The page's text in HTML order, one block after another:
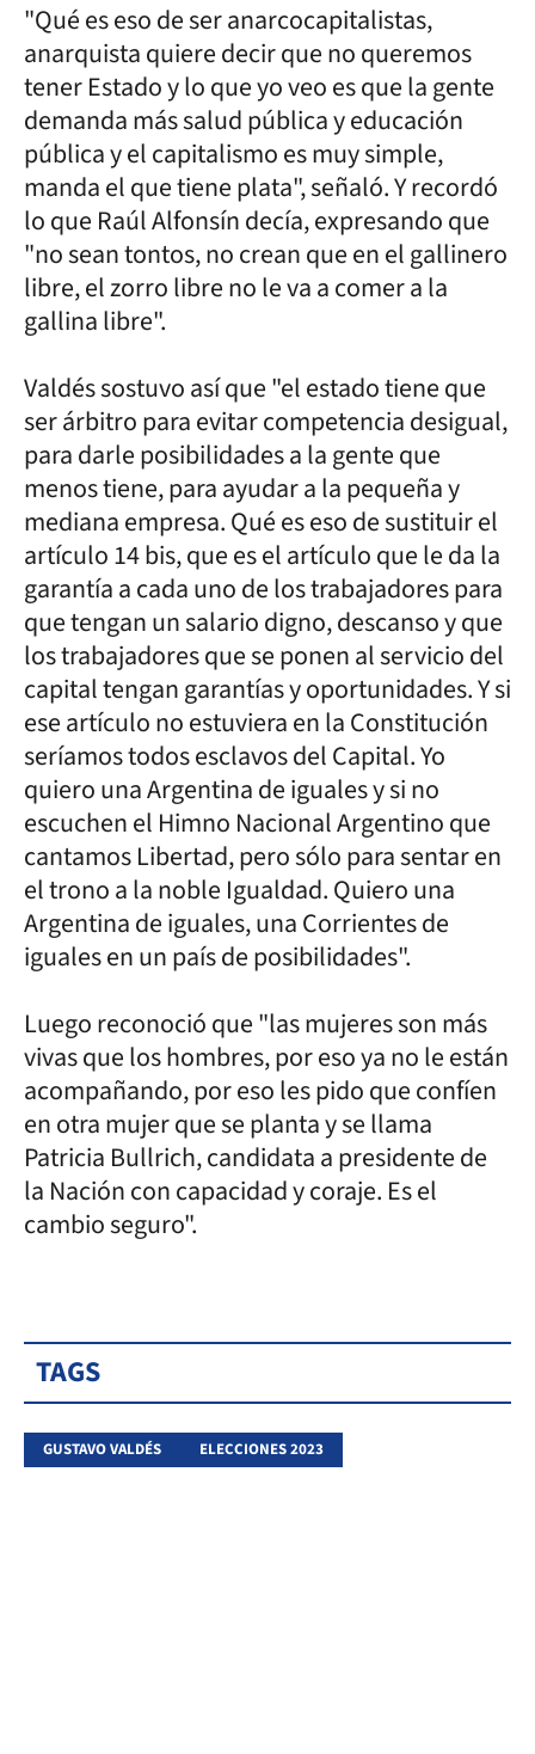
"Qué es eso de ser anarcocapitalistas,
anarquista quiere decir que no queremos
tener Estado y lo que yo veo es que la gente
demanda más salud pública y educación
pública y el capitalismo es muy simple,
manda el que tiene plata", señaló. Y recordó
lo que Raúl Alfonsín decía, expresando que
"no sean tontos, no crean que en el gallinero
libre, el zorro libre no le va a comer a la
gallina libre".
Valdés sostuvo así que "el estado tiene que
ser árbitro para evitar competencia desigual,
para darle posibilidades a la gente que
menos tiene, para ayudar a la pequeña y
mediana empresa. Qué es eso de sustituir el
artículo 14 bis, que es el artículo que le da la
garantía a cada uno de los trabajadores para
que tengan un salario digno, descanso y que
los trabajadores que se ponen al servicio del
capital tengan garantías y oportunidades. Y si
ese artículo no estuviera en la Constitución
seríamos todos esclavos del Capital. Yo
quiero una Argentina de iguales y si no
escuchen el Himno Nacional Argentino que
cantamos Libertad, pero sólo para sentar en
el trono a la noble Igualdad. Quiero una
Argentina de iguales, una Corrientes de
iguales en un país de posibilidades".
Luego reconoció que "las mujeres son más
vivas que los hombres, por eso ya no le están
acompañando, por eso les pido que confíen
en otra mujer que se planta y se llama
Patricia Bullrich, candidata a presidente de
la Nación con capacidad y coraje. Es el
cambio seguro".
TAGS
GUSTAVO VALDÉS ELECCIONES 2023